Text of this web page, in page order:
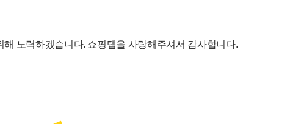
해 노력하겠습니다. 쇼핑탭을 사랑해주셔서 감사합니다.